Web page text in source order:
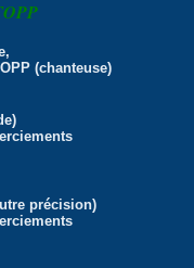
(chanteuse)
précision)